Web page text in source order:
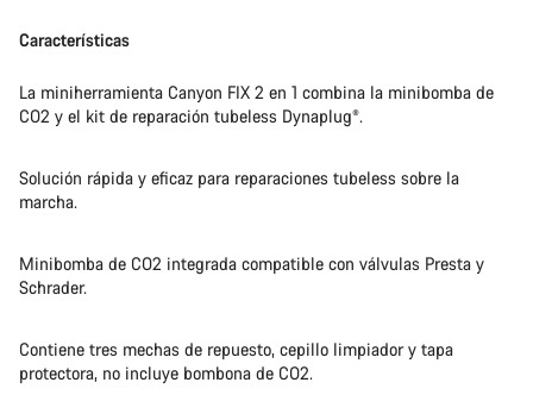
Características
La miniherramienta Canyon FIX 2 en 1 combina la minibomba de
CO2 y el kit de reparación tubeless Dynaplug®.
Solución rápida y eficaz para reparaciones tubeless sobre la
marcha.
Minibomba de CO2 integrada compatible con válvulas Presta y
Schrader.
Contiene tres mechas de repuesto, cepillo limpiador y tapa
protectora, no incluye bombona de CO2.